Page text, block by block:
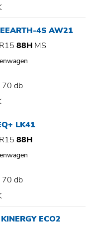
4S AW21
88H MS
70 db
LK41
88H
70 db
ECO2